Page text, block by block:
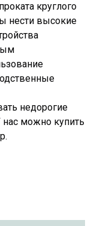
круглого
нести высокие
недорогие
можно купить